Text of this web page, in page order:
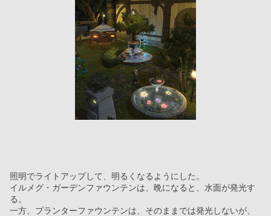
照明でライトアップして、明るくなるようにした。
イルメグ・ガーデンファウンテンは、晩になると、水面が発光す
る。
一方、プランターファウンテンは、そのままでは発光しないが、